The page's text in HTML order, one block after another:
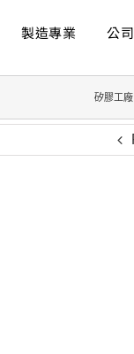
製造專業 公
矽膠工廠